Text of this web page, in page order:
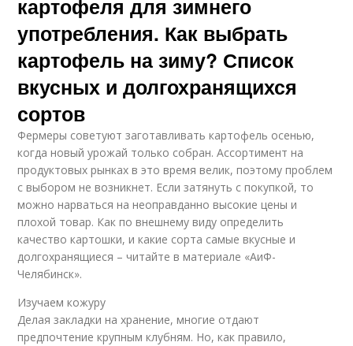
картофеля для зимнего
употребления. Как выбрать
картофель на зиму? Список
вкусных и долгохранящихся
сортов
Фермеры советуют заготавливать картофель осенью,
когда новый урожай только собран. Ассортимент на
продуктовых рынках в это время велик, поэтому проблем
с выбором не возникнет. Если затянуть с покупкой, то
можно нарваться на неоправданно высокие цены и
плохой товар. Как по внешнему виду определить
качество картошки, и какие сорта самые вкусные и
долгохранящиеся – читайте в материале «АиФ-
Челябинск».
Изучаем кожуру
Делая закладки на хранение, многие отдают
предпочтение крупным клубням. Но, как правило,